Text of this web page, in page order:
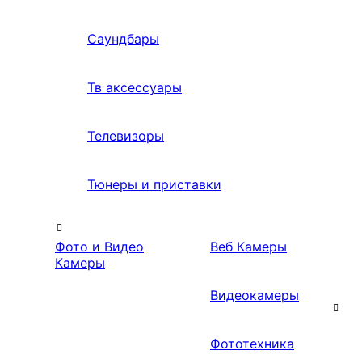
Саундбары
Тв аксессуары
Телевизоры
Тюнеры и приставки
Фото и Видео
Камеры
Веб Камеры
Видеокамеры
Фототехника